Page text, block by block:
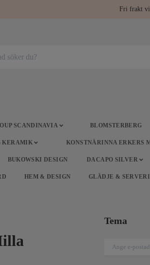
Fri frakt
SCANDINAVIA BLOMSTERBERG
KERAMIK KONSTNÄRINNA ERKERS
BUKOWSKI DESIGN DACAPO SILVER
HEM & DESIGN GLÄDJE &
Tema